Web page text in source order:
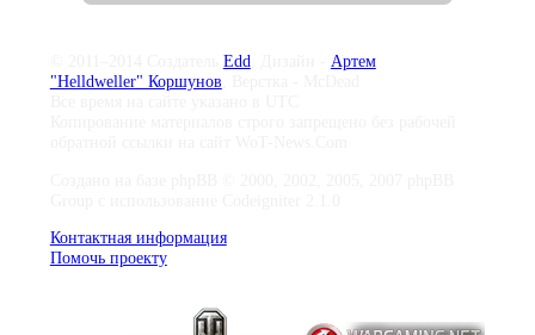
Edd
Артем
"Helldweller" Коршунов
Контактная информация
Помочь проекту